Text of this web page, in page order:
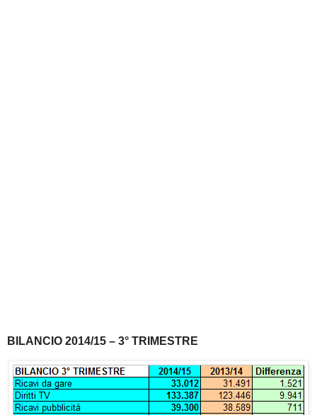
BILANCIO 2014/15 – 3° TRIMESTRE